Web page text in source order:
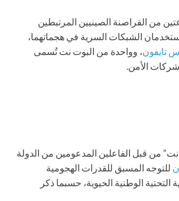
من القراصنة الصينيين المرتبطين
الشبكات السرية في هجماتهما،
تايفون، وواحدة من البوت نت تُسمى
الأمن.
من قبل الفاعلين المدعومين من الدولة
للتوجه المسبق للقدرات الهجومية
التحتية الوطنية الحيوية، حسبما ذكر